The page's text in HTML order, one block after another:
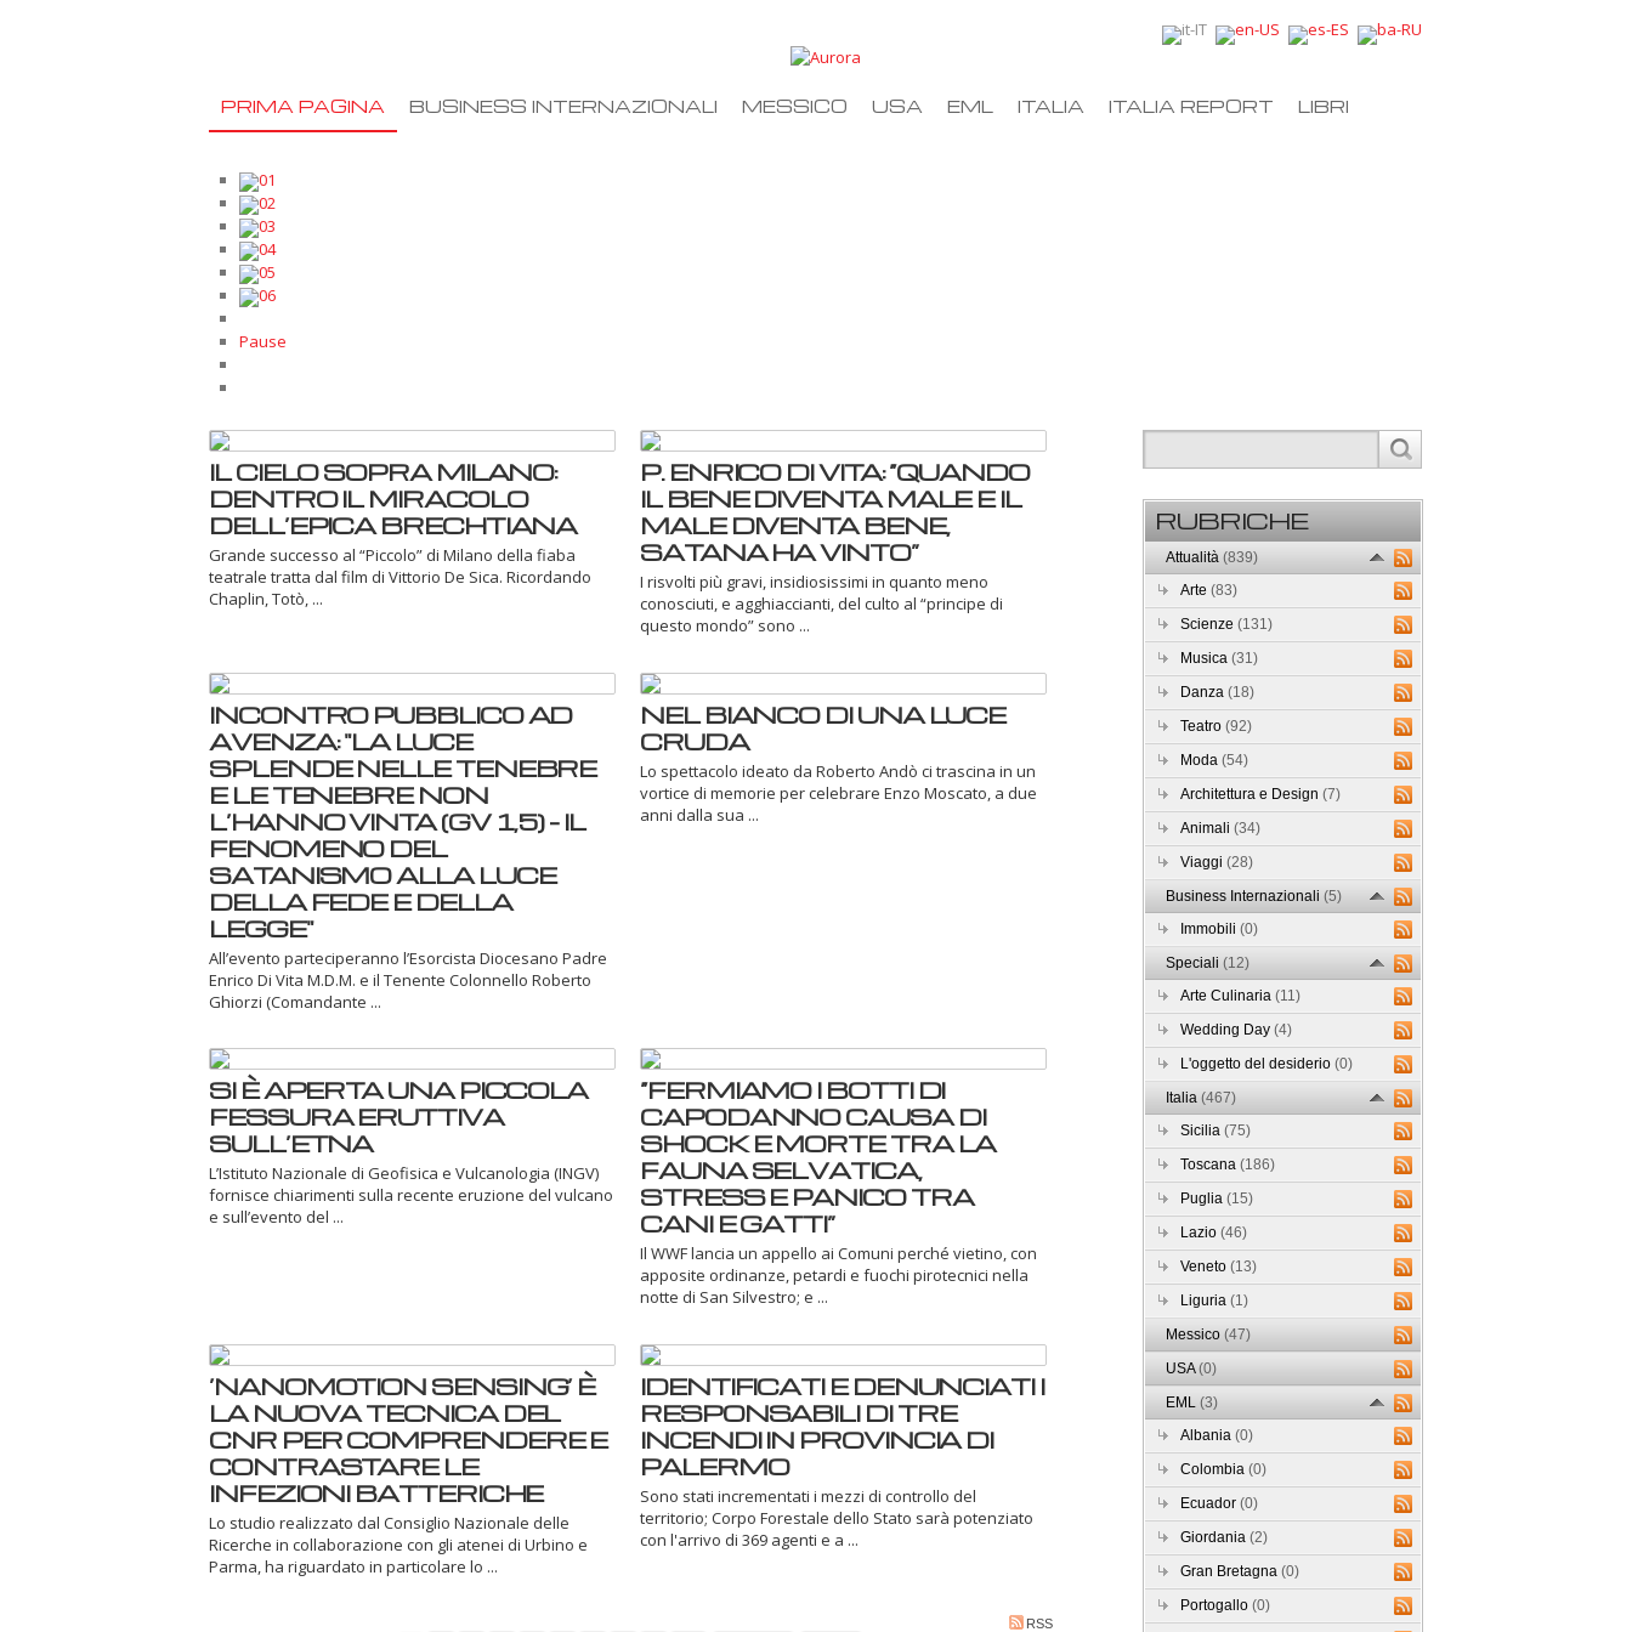
PRIMA PAGINA BUSINESS INTERNAZIONALI MESSICO USA EML ITALIA ITALIA REPORT LIBRI
01
02
03
04
05
06
Pause
IL CIELO SOPRA MILANO:
DENTRO IL MIRACOLO
DELL’EPICA BRECHTIANA
Grande successo al “Piccolo” di Milano della fiaba
teatrale tratta dal film di Vittorio De Sica. Ricordando
Chaplin, Totò, ...
P. ENRICO DI VITA: “QUANDO
IL BENE DIVENTA MALE E IL
MALE DIVENTA BENE,
SATANA HA VINTO”
I risvolti più gravi, insidiosissimi in quanto meno
conosciuti, e agghiaccianti, del culto al “principe di
questo mondo” sono ...
INCONTRO PUBBLICO AD
AVENZA: "LA LUCE
SPLENDE NELLE TENEBRE
E LE TENEBRE NON
L’HANNO VINTA (GV 1,5) - IL
FENOMENO DEL
SATANISMO ALLA LUCE
DELLA FEDE E DELLA
LEGGE"
All’evento parteciperanno l’Esorcista Diocesano Padre
Enrico Di Vita M.D.M. e il Tenente Colonnello Roberto
Ghiorzi (Comandante ...
NEL BIANCO DI UNA LUCE
CRUDA
Lo spettacolo ideato da Roberto Andò ci trascina in un
vortice di memorie per celebrare Enzo Moscato, a due
anni dalla sua ...
SI È APERTA UNA PICCOLA
FESSURA ERUTTIVA
SULL’ETNA
L’Istituto Nazionale di Geofisica e Vulcanologia (INGV)
fornisce chiarimenti sulla recente eruzione del vulcano
e sull’evento del ...
“FERMIAMO I BOTTI DI
CAPODANNO CAUSA DI
SHOCK E MORTE TRA LA
FAUNA SELVATICA,
STRESS E PANICO TRA
CANI E GATTI”
Il WWF lancia un appello ai Comuni perché vietino, con
apposite ordinanze, petardi e fuochi pirotecnici nella
notte di San Silvestro; e ...
‘NANOMOTION SENSING’ È
LA NUOVA TECNICA DEL
CNR PER COMPRENDERE E
CONTRASTARE LE
INFEZIONI BATTERICHE
Lo studio realizzato dal Consiglio Nazionale delle
Ricerche in collaborazione con gli atenei di Urbino e
Parma, ha riguardato in particolare lo ...
IDENTIFICATI E DENUNCIATI I
RESPONSABILI DI TRE
INCENDI IN PROVINCIA DI
PALERMO
Sono stati incrementati i mezzi di controllo del
territorio; Corpo Forestale dello Stato sarà potenziato
con l'arrivo di 369 agenti e a ...
RSS
RUBRICHE
Attualità(839)
Arte(83)
Scienze(131)
Musica(31)
Danza(18)
Teatro(92)
Moda(54)
Architettura e Design(7)
Animali(34)
Viaggi(28)
Business Internazionali(5)
Immobili(0)
Speciali(12)
Arte Culinaria(11)
Wedding Day(4)
L'oggetto del desiderio(0)
Italia(467)
Sicilia(75)
Toscana(186)
Puglia(15)
Lazio(46)
Veneto(13)
Liguria(1)
Messico(47)
USA(0)
EML(3)
Albania(0)
Colombia(0)
Ecuador(0)
Giordania(2)
Gran Bretagna(0)
Portogallo(0)